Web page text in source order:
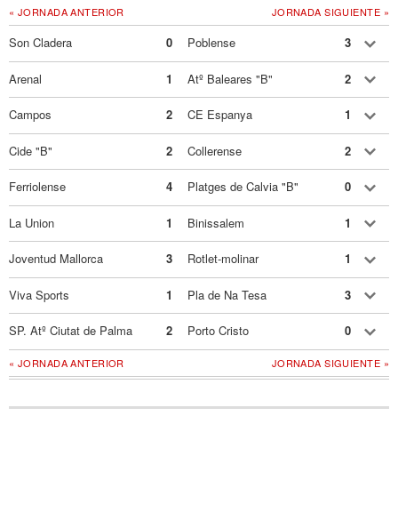
JORNADA SIGUIENTE »
« JORNADA ANTERIOR
Son Cladera 0 Poblense 3
Arenal 1 Atº Baleares "B" 2
Campos 2 CE Espanya 1
Cide "B" 2 Collerense 2
Ferriolense 4 Platges de Calvia "B" 0
La Union 1 Binissalem 1
Joventud Mallorca 3 Rotlet-molinar 1
Viva Sports 1 Pla de Na Tesa 3
SP. Atº Ciutat de Palma 2 Porto Cristo 0
JORNADA SIGUIENTE »
« JORNADA ANTERIOR